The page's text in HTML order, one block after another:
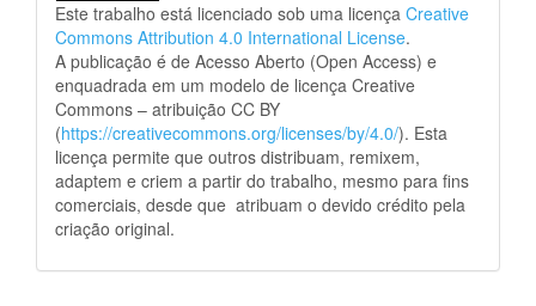
Este trabalho está licenciado sob uma licença Creative
Commons Attribution 4.0 International License.
A publicação é de Acesso Aberto (Open Access) e
enquadrada em um modelo de licença Creative
Commons – atribuição CC BY
(https://creativecommons.org/licenses/by/4.0/). Esta
licença permite que outros distribuam, remixem,
adaptem e criem a partir do trabalho, mesmo para fins
comerciais, desde que atribuam o devido crédito pela
criação original.